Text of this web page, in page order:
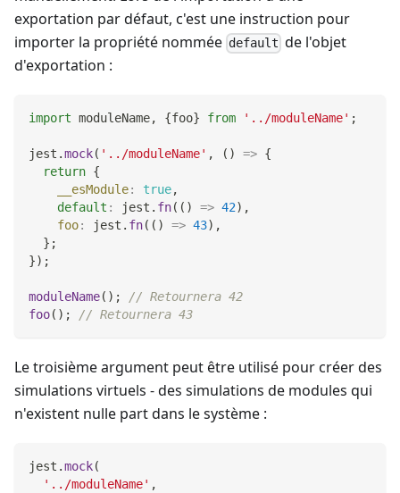
exportation par défaut, c'est une instruction pour
importer la propriété nommée default de l'objet
d'exportation :
import moduleName, {foo} from '../moduleName' ;
jest .mock( '../moduleName' , ( ) => {
return {
__esModule: true,
default : jest . fn( ( ) => 42) ,
foo: jest . fn( ( ) => 43) ,
} ;
}) ;
moduleName( ) ;
// Retournera 42
foo( ) ; // Retournera 43
Le troisième argument peut être utilisé pour créer des
simulations virtuels - des simulations de modules qui
n'existent nulle part dans le système :
jest .mock(
'../moduleName' ,